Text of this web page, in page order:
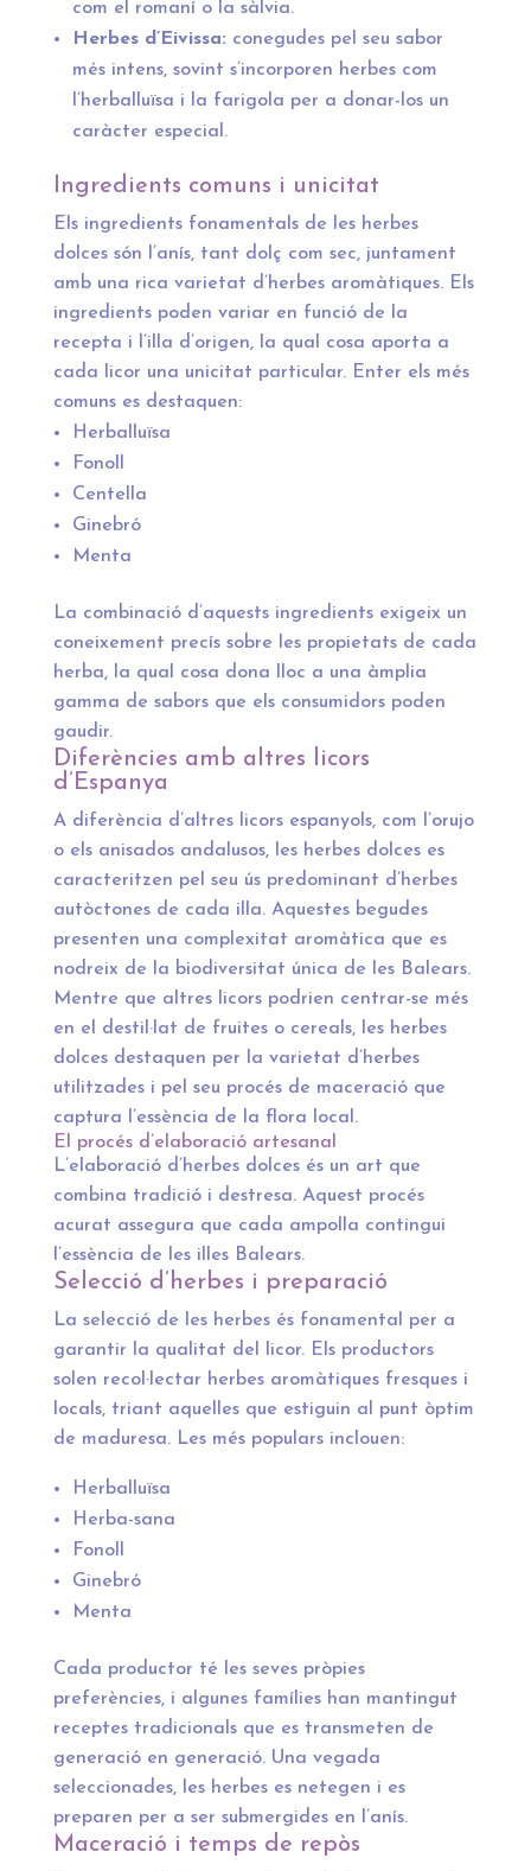
com el romaní o la sàlvia.
Herbes d’Eivissa: conegudes pel seu sabor
més intens, sovint s’incorporen herbes com
l’herballuïsa i la farigola per a donar-los un
caràcter especial.
Ingredients comuns i unicitat
Els ingredients fonamentals de les herbes
dolces són l’anís, tant dolç com sec, juntament
amb una rica varietat d’herbes aromàtiques. Els
ingredients poden variar en funció de la
recepta i l’illa d’origen, la qual cosa aporta a
cada licor una unicitat particular. Enter els més
comuns es destaquen:
Herballuïsa
Fonoll
Centella
Ginebró
Menta
La combinació d’aquests ingredients exigeix un
coneixement precís sobre les propietats de cada
herba, la qual cosa dona lloc a una àmplia
gamma de sabors que els consumidors poden
gaudir.
Diferències amb altres licors
d’Espanya
A diferència d’altres licors espanyols, com l’orujo
o els anisados andalusos, les herbes dolces es
caracteritzen pel seu ús predominant d’herbes
autòctones de cada illa. Aquestes begudes
presenten una complexitat aromàtica que es
nodreix de la biodiversitat única de les Balears.
Mentre que altres licors podrien centrar-se més
en el destil·lat de fruites o cereals, les herbes
dolces destaquen per la varietat d’herbes
utilitzades i pel seu procés de maceració que
captura l’essència de la flora local.
El procés d’elaboració artesanal
L’elaboració d’herbes dolces és un art que
combina tradició i destresa. Aquest procés
acurat assegura que cada ampolla contingui
l’essència de les illes Balears.
Selecció d’herbes i preparació
La selecció de les herbes és fonamental per a
garantir la qualitat del licor. Els productors
solen recol·lectar herbes aromàtiques fresques i
locals, triant aquelles que estiguin al punt òptim
de maduresa. Les més populars inclouen:
Herballuïsa
Herba-sana
Fonoll
Ginebró
Menta
Cada productor té les seves pròpies
preferències, i algunes famílies han mantingut
receptes tradicionals que es transmeten de
generació en generació. Una vegada
seleccionades, les herbes es netegen i es
preparen per a ser submergides en l’anís.
Maceració i temps de repòs